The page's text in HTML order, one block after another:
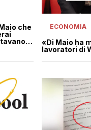
che
ECONOMIA
«Di Maio ha
lavoratori di